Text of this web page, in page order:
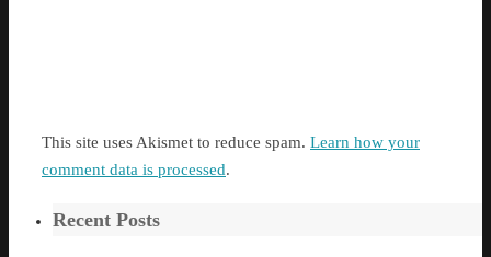
This site uses Akismet to reduce spam. Learn how your
comment data is processed.
Recent Posts